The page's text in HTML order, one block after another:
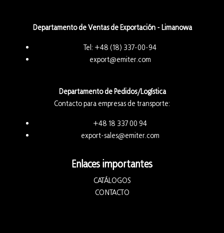
Departamento de Ventas de Exportación - Limanowa
Tel: +48 (18) 337-00-94
export@emiter.com
Departamento de Pedidos/Logística
Contacto para empresas de transporte:
+48 18 337 00 94
export-sales@emiter.com
Enlaces importantes
CATÁLOGOS
CONTACTO